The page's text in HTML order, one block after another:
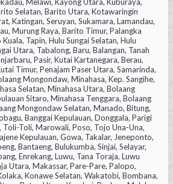
Selatan, Barito Utara, Kotawaringin
Katingan, Seruyan, Sukamara, Lamandau,
Murung Raya, Barito Timur, Palangka
Tapin, Hulu Sungai Selatan, Hulu
Utara, Tabalong, Baru, Balangan, Tanah
Pasir, Kutai Kartanegara, Berau,
Timur, Penajam Paser Utara, Samarinda,
Mongondaw, Minahasa, Kep. Sangihe,
Selatan, Minahasa Utara, Bolaang
Sitaro, Minahasa Tenggara, Bolaang
Mongondaw Selatan, Manado, Bitung,
Banggai Kepulauan, Donggala, Parigi
Toli-Toli, Marowali, Poso, Tojo Una-Una,
Kepulauan, Gowa, Takalar, Jeneponto,
Bantaeng, Bulukumba, Sinjai, Selayar,
Enrekang, Luwu, Tana Toraja, Luwu
Utara, Makassar, Pare-Pare, Palopo,
Konawe Selatan, Wakatobi, Bombana,